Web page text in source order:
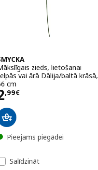
zieds, lietošanai
vai ārā Dālija/baltā krāsā,
cm
,99€ 2,99€
Pieejams piegādei
Salīdzināt